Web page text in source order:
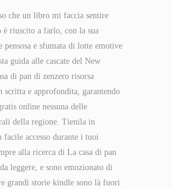
che un libro mi faccia sentire
è riuscito a farlo, con la sua
pensosa e sfumata di lotte emotive
guida alle cascate del New
di pan di zenzero risorsa
scritta e approfondita, garantendo
online nessuna delle
della regione. Tienila in
facile accesso durante i tuoi
alla ricerca di La casa di pan
leggere, e sono emozionato di
grandi storie kindle sono là fuori